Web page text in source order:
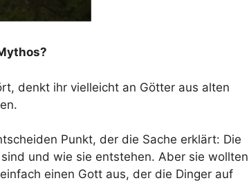
denkt ihr vielleicht an Götter aus alten
Punkt, der die Sache erklärt: Die
und wie sie entstehen. Aber sie wollten
einen Gott aus, der die Dinger auf